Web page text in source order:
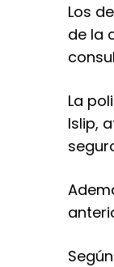
Los
de la
La
Islip,